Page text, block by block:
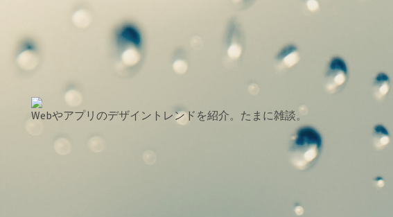
Webやアプリのデザイントレンドを紹介。たまに雑談。